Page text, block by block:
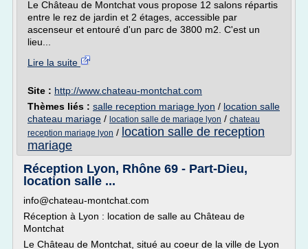
Le Château de Montchat vous propose 12 salons répartis
entre le rez de jardin et 2 étages, accessible par
ascenseur et entouré d'un parc de 3800 m2. C'est un
lieu...
Lire la suite
Site : http://www.chateau-montchat.com
Thèmes liés : salle reception mariage lyon / location salle
chateau mariage / location salle de mariage lyon / chateau
reception mariage lyon / location salle de reception
mariage
Réception Lyon, Rhône 69 - Part-Dieu,
location salle ...
info@chateau-montchat.com
Réception à Lyon : location de salle au Château de
Montchat
Le Château de Montchat, situé au coeur de la ville de Lyon